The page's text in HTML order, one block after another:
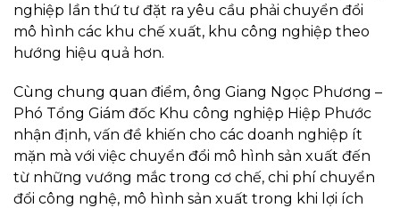
nghiệp lần thứ tư đặt ra yêu cầu phải chuyển đổi
mô hình các khu chế xuất, khu công nghiệp theo
hướng hiệu quả hơn.
Cùng chung quan điểm, ông Giang Ngọc Phương –
Phó Tổng Giám đốc Khu công nghiệp Hiệp Phước
nhận định, vấn đề khiến cho các doanh nghiệp ít
mặn mà với việc chuyển đổi mô hình sản xuất đến
từ những vướng mắc trong cơ chế, chi phí chuyển
đổi công nghệ, mô hình sản xuất trong khi lợi ích